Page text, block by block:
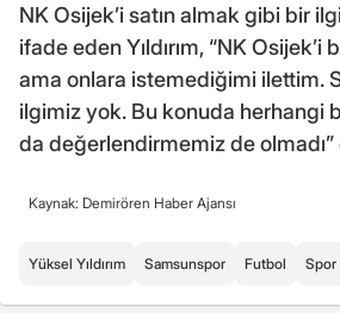
NK Osijek’i satın almak gibi bir
ifade eden Yıldırım, “NK
ama onlara istemediğimi ilettim.
ilgimiz yok. Bu konuda herhangi
da değerlendirmemiz de
Kaynak: Demirören Haber Ajansı
Yüksel Yıldırım Samsunspor Futbol Spor